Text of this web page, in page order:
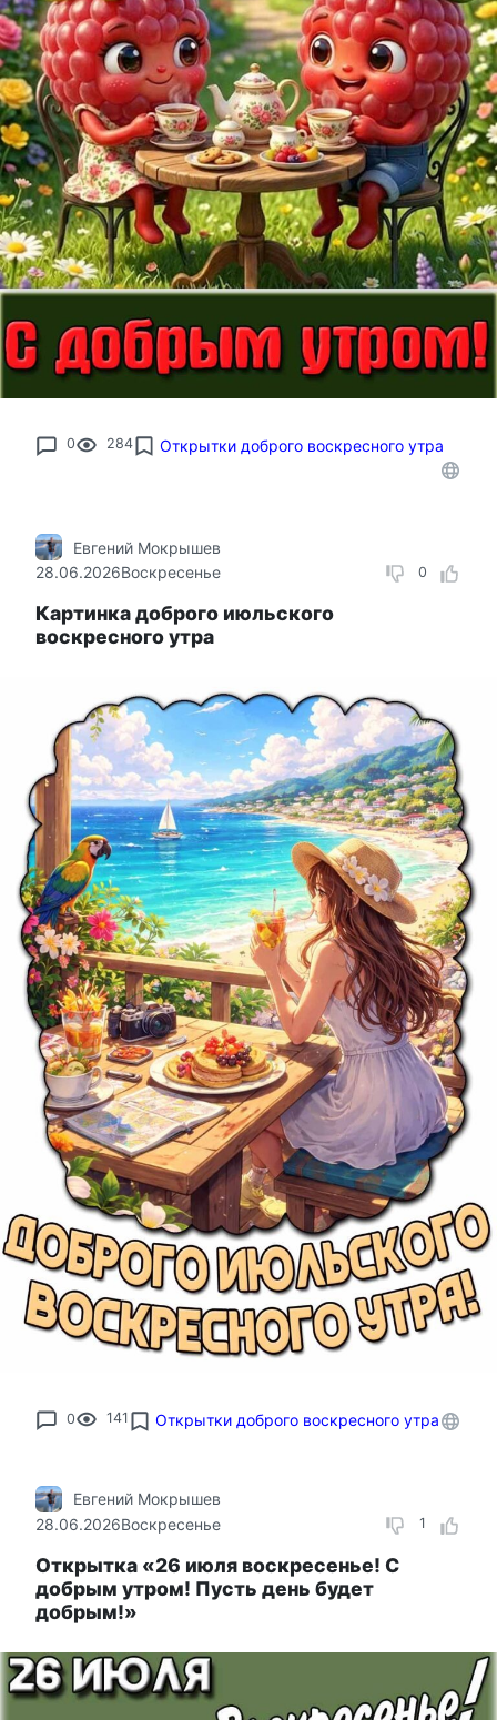
0 284 Открытки доброго воскресного утра
0
Евгений Мокрышев
28.06.2026Воскресенье
Картинка доброго июльского
воскресного утра
0 141 Открытки доброго воскресного утра
1
Евгений Мокрышев
28.06.2026Воскресенье
Открытка «26 июля воскресенье! С
добрым утром! Пусть день будет
добрым!»